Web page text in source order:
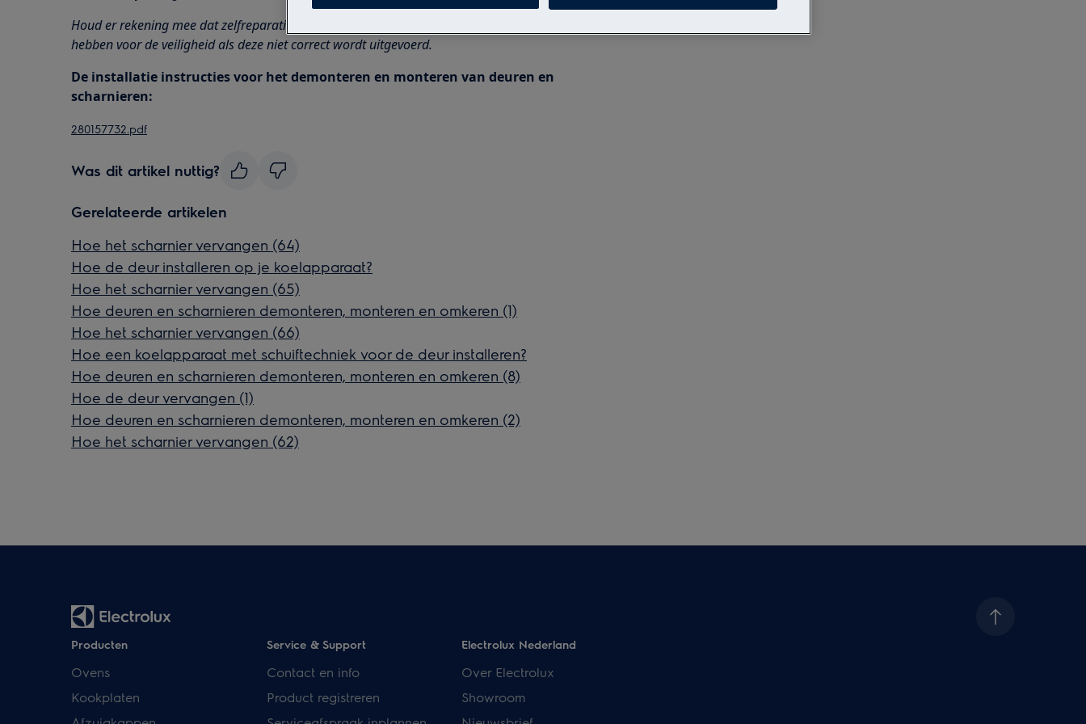
Houd er rekening mee dat zelfreparatie of niet-professionele reparatie gevolgen kan
hebben voor de veiligheid als deze niet correct wordt uitgevoerd.
De installatie instructies voor het demonteren en monteren van deuren en
scharnieren:
280157732.pdf
Was dit artikel nuttig?
Gerelateerde artikelen
Hoe het scharnier vervangen (64)
Hoe de deur installeren op je koelapparaat?
Hoe het scharnier vervangen (65)
Hoe deuren en scharnieren demonteren, monteren en omkeren (1)
Hoe het scharnier vervangen (66)
Hoe een koelapparaat met schuiftechniek voor de deur installeren?
Hoe deuren en scharnieren demonteren, monteren en omkeren (8)
Hoe de deur vervangen (1)
Hoe deuren en scharnieren demonteren, monteren en omkeren (2)
Hoe het scharnier vervangen (62)
Producten
Ovens
Kookplaten
Service & Support
Contact en info
Product registreren
Electrolux Nederland
Over Electrolux
Showroom